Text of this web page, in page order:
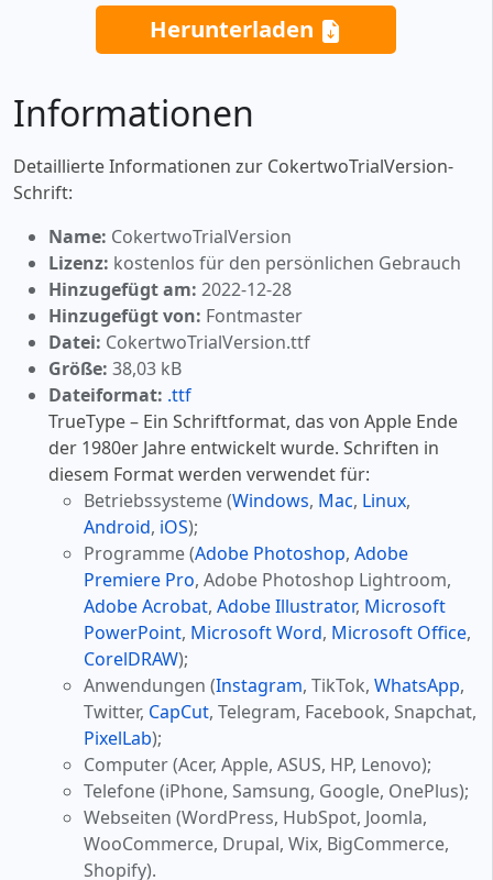
Herunterladen
Informationen
Detaillierte Informationen zur CokertwoTrialVersion-
Schrift:
Name: CokertwoTrialVersion
Lizenz: kostenlos für den persönlichen Gebrauch
Hinzugefügt am: 2022-12-28
Hinzugefügt von: Fontmaster
Datei: CokertwoTrialVersion.ttf
Größe: 38,03 kB
Dateiformat: .ttf
TrueType – Ein Schriftformat, das von Apple Ende
der 1980er Jahre entwickelt wurde. Schriften in
diesem Format werden verwendet für:
Betriebssysteme (Windows, Mac, Linux,
Android, iOS);
Programme (Adobe Photoshop, Adobe
Premiere Pro, Adobe Photoshop Lightroom,
Adobe Acrobat, Adobe Illustrator, Microsoft
PowerPoint, Microsoft Word, Microsoft Office,
CorelDRAW);
Anwendungen (Instagram, TikTok, WhatsApp,
Twitter, CapCut, Telegram, Facebook, Snapchat,
PixelLab);
Computer (Acer, Apple, ASUS, HP, Lenovo);
Telefone (iPhone, Samsung, Google, OnePlus);
Webseiten (WordPress, HubSpot, Joomla,
WooCommerce, Drupal, Wix, BigCommerce,
Shopify).